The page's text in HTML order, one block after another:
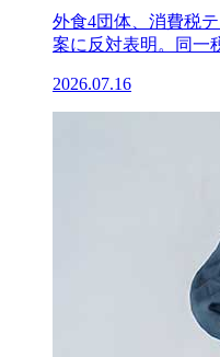
外食4団体、消費税
案に反対表明。同一
2026.07.16